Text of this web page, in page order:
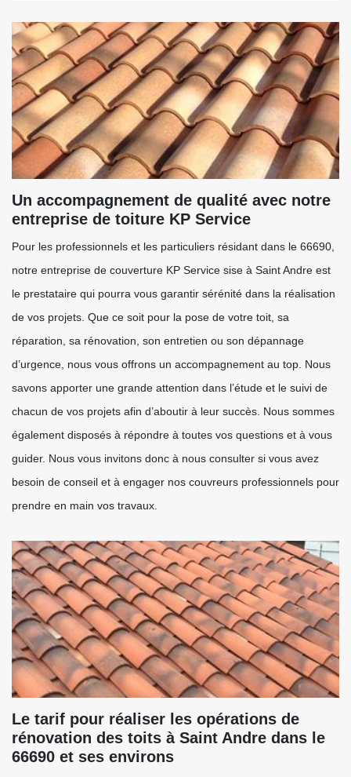
Un accompagnement de qualité avec notre
entreprise de toiture KP Service
Pour les professionnels et les particuliers résidant dans le 66690,
notre entreprise de couverture KP Service sise à Saint Andre est
le prestataire qui pourra vous garantir sérénité dans la réalisation
de vos projets. Que ce soit pour la pose de votre toit, sa
réparation, sa rénovation, son entretien ou son dépannage
d’urgence, nous vous offrons un accompagnement au top. Nous
savons apporter une grande attention dans l’étude et le suivi de
chacun de vos projets afin d’aboutir à leur succès. Nous sommes
également disposés à répondre à toutes vos questions et à vous
guider. Nous vous invitons donc à nous consulter si vous avez
besoin de conseil et à engager nos couvreurs professionnels pour
prendre en main vos travaux.
Le tarif pour réaliser les opérations de
rénovation des toits à Saint Andre dans le
66690 et ses environs